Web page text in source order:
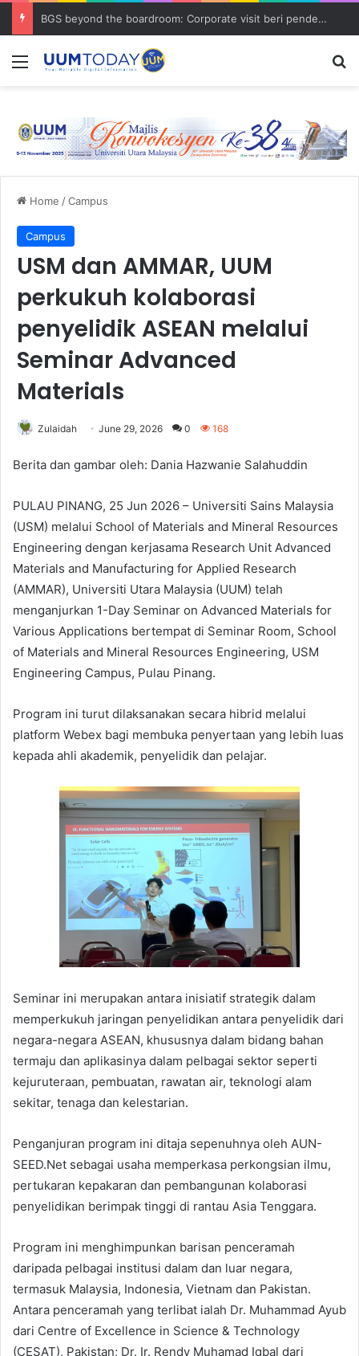
BGS beyond the boardroom: Corporate visit beri pendedahan dunia korporat kepada PELAJAR UUM
Menu
Home /Campus
Campus
USM dan AMMAR, UUM
perkukuh kolaborasi
penyelidik ASEAN melalui
Seminar Advanced
Materials
Zulaidah June 29, 2026 0 168
Berita dan gambar oleh: Dania Hazwanie Salahuddin
PULAU PINANG, 25 Jun 2026 – Universiti Sains Malaysia
(USM) melalui School of Materials and Mineral Resources
Engineering dengan kerjasama Research Unit Advanced
Materials and Manufacturing for Applied Research
(AMMAR), Universiti Utara Malaysia (UUM) telah
menganjurkan 1-Day Seminar on Advanced Materials for
Various Applications bertempat di Seminar Room, School
of Materials and Mineral Resources Engineering, USM
Engineering Campus, Pulau Pinang.
Program ini turut dilaksanakan secara hibrid melalui
platform Webex bagi membuka penyertaan yang lebih luas
kepada ahli akademik, penyelidik dan pelajar.
Seminar ini merupakan antara inisiatif strategik dalam
memperkukuh jaringan penyelidikan antara penyelidik dari
negara-negara ASEAN, khususnya dalam bidang bahan
termaju dan aplikasinya dalam pelbagai sektor seperti
kejuruteraan, pembuatan, rawatan air, teknologi alam
sekitar, tenaga dan kelestarian.
Penganjuran program ini ditaja sepenuhnya oleh AUN-
SEED.Net sebagai usaha memperkasa perkongsian ilmu,
pertukaran kepakaran dan pembangunan kolaborasi
penyelidikan berimpak tinggi di rantau Asia Tenggara.
Program ini menghimpunkan barisan penceramah
daripada pelbagai institusi dalam dan luar negara,
termasuk Malaysia, Indonesia, Vietnam dan Pakistan.
Antara penceramah yang terlibat ialah Dr. Muhammad Ayub
dari Centre of Excellence in Science & Technology
(CESAT), Pakistan; Dr. Ir. Rendy Muhamad Iqbal dari